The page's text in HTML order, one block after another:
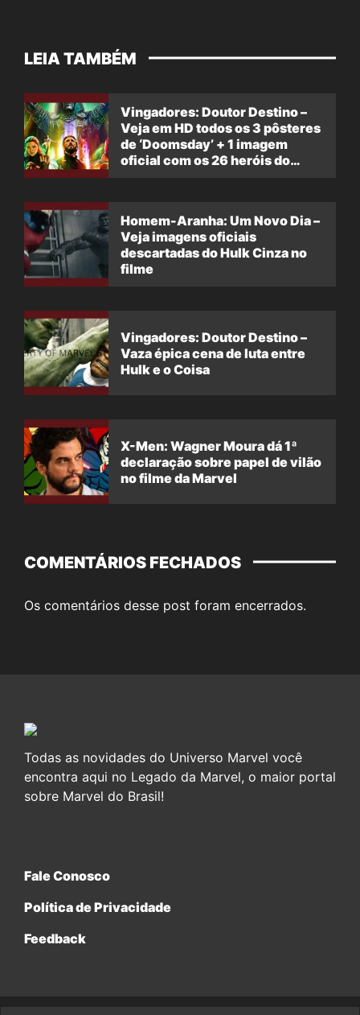
LEIA TAMBÉM
Vingadores: Doutor Destino –
Veja em HD todos os 3 pôsteres
de ‘Doomsday’ + 1 imagem
oficial com os 26 heróis do
Homem-Aranha: Um Novo Dia –
Veja imagens oficiais
descartadas do Hulk Cinza no
filme
Vingadores: Doutor Destino –
Vaza épica cena de luta entre
Hulk e o Coisa
X-Men: Wagner Moura dá 1ª
declaração sobre papel de vilão
no filme da Marvel
COMENTÁRIOS FECHADOS
Os comentários desse post foram encerrados.
Todas as novidades do Universo Marvel você
encontra aqui no Legado da Marvel, o maior portal
sobre Marvel do Brasil!
Fale Conosco
Política de Privacidade
Feedback